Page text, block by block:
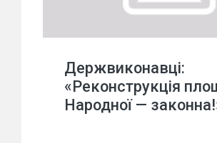
Держвиконавці:
«Реконструкція
Народної —